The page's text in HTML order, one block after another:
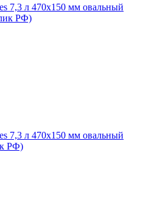
7,3 л 470х150 мм овальный
РФ)
7,3 л 470х150 мм овальный
РФ)